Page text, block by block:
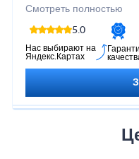
производителя.
Смотреть полностью
5.0
Нас выбирают на
Яндекс.Картах